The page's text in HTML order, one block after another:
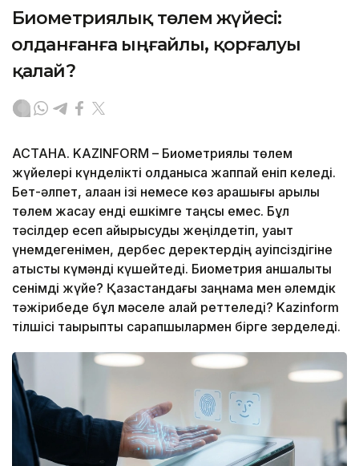
Биометриялық төлем жүйесі:
Қолданғанға ыңғайлы, қорғалуы
қалай?
АСТАНА. KAZINFORM – Биометриялық төлем
жүйелері күнделікті қолданысқа жаппай еніп келеді.
Бет-әлпет, алақан ізі немесе көз қарашығы арқылы
төлем жасау енді ешкімге таңсық емес. Бұл
тәсілдер есеп айырысуды жеңілдетіп, уақыт
үнемдегенімен, дербес деректердің қауіпсіздігіне
қатысты күмәнді күшейтеді. Биометрия қаншалықты
сенімді жүйе? Қазақстандағы заңнама мен әлемдік
тәжірибеде бұл мәселе қалай реттеледі? Kazinform
тілшісі тақырыпты сарапшылармен бірге зерделеді.